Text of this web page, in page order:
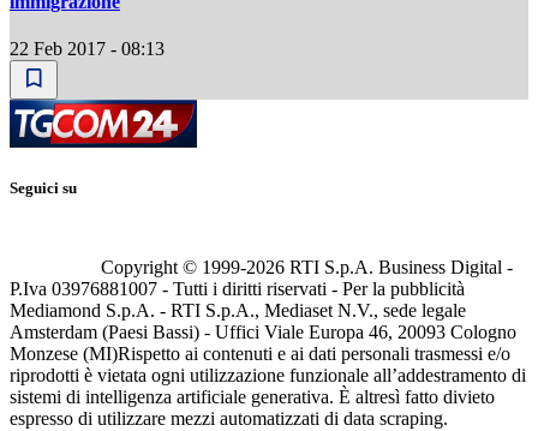
22 Feb 2017 - 08:13
Seguici su
Copyright © 1999-2026 RTI S.p.A. Business Digital -
P.Iva 03976881007 - Tutti i diritti riservati - Per la pubblicità
Mediamond S.p.A. - RTI S.p.A., Mediaset N.V., sede legale
Amsterdam (Paesi Bassi) - Uffici Viale Europa 46, 20093 Cologno
Monzese (MI)Rispetto ai contenuti e ai dati personali trasmessi e/o
riprodotti è vietata ogni utilizzazione funzionale all’addestramento di
sistemi di intelligenza artificiale generativa. È altresì fatto divieto
espresso di utilizzare mezzi automatizzati di data scraping.